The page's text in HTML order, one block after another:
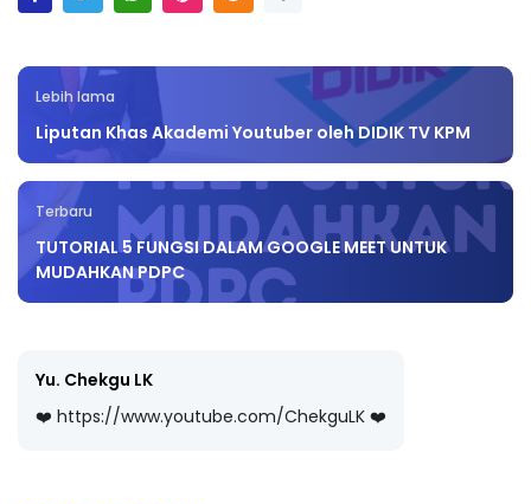
Lebih lama
Liputan Khas Akademi Youtuber oleh DIDIK TV KPM
Terbaru
TUTORIAL 5 FUNGSI DALAM GOOGLE MEET UNTUK
MUDAHKAN PDPC
Yu. Chekgu LK
❤️ https://www.youtube.com/ChekguLK ❤️